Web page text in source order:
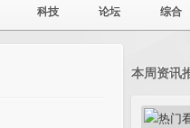
科技 论坛 综合
本周资讯